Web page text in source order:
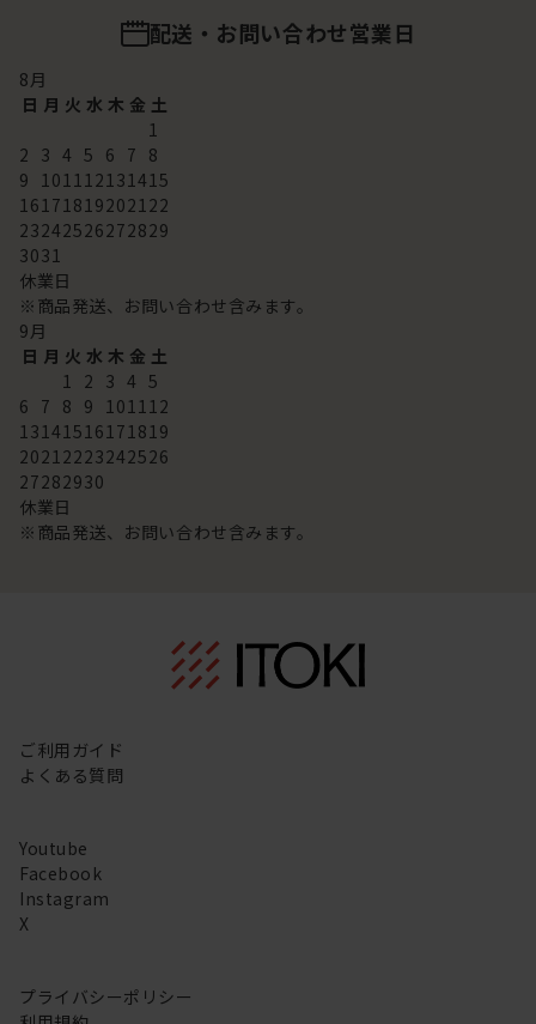
配送・お問い合わせ営業日
8月
日 月 火 水 木 金 土
1
2 3 4 5 6 7 8
9 101112131415
16171819202122
23242526272829
3031
休業日
※商品発送、お問い合わせ含みます。
9月
日 月 火 水 木 金 土
1 2 3 4 5
6 7 8 9 101112
13141516171819
20212223242526
27282930
休業日
※商品発送、お問い合わせ含みます。
ご利用ガイド
よくある質問
Youtube
Facebook
Instagram
X
プライバシーポリシー